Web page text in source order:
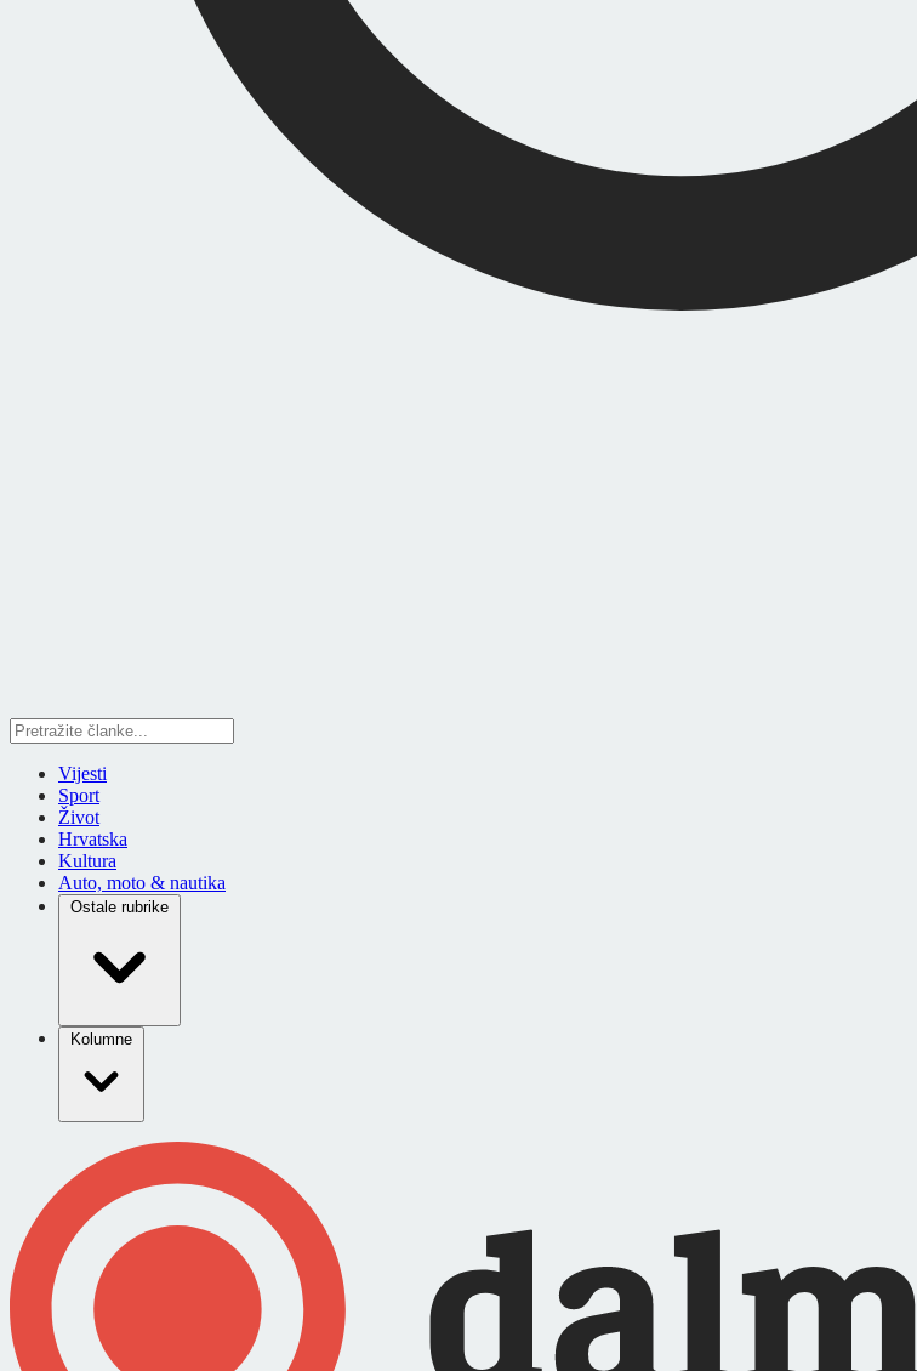
Vijesti
Sport
Život
Hrvatska
Kultura
Auto, moto & nautika
Ostale rubrike
Kolumne